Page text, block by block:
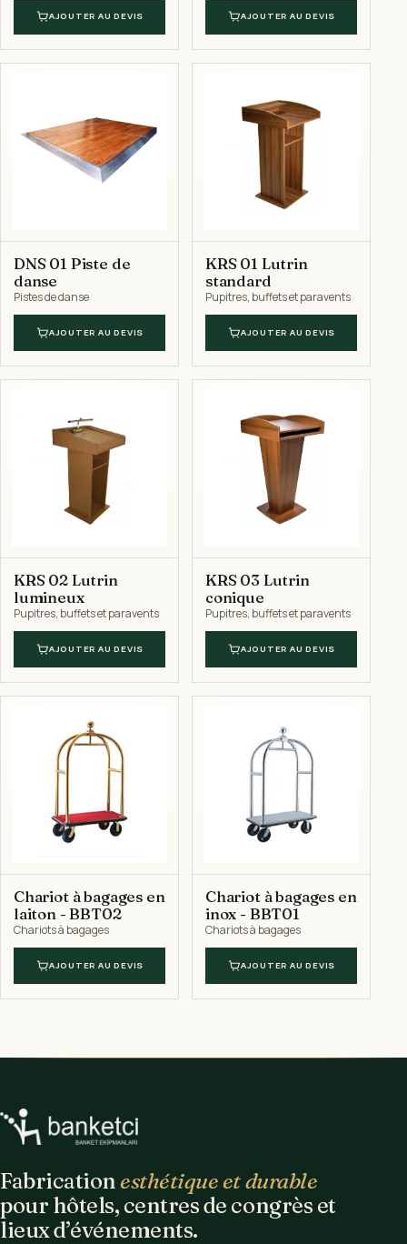
AJOUTER AU DEVIS AJOUTER AU DEVIS
DNS 01 Piste de
danse
Pistes de danse
AJOUTER AU DEVIS
KRS 01 Lutrin
standard
Pupitres, buffets et paravents
AJOUTER AU DEVIS
KRS 02 Lutrin
lumineux
Pupitres, buffets et paravents
AJOUTER AU DEVIS
KRS 03 Lutrin
conique
Pupitres, buffets et paravents
AJOUTER AU DEVIS
Chariot à bagages en
laiton - BBT02
Chariots à bagages
AJOUTER AU DEVIS
Chariot à bagages en
inox - BBT01
Chariots à bagages
AJOUTER AU DEVIS
Fabricationesthétique et durable
pour hôtels, centres de congrès et
lieux d’événements.